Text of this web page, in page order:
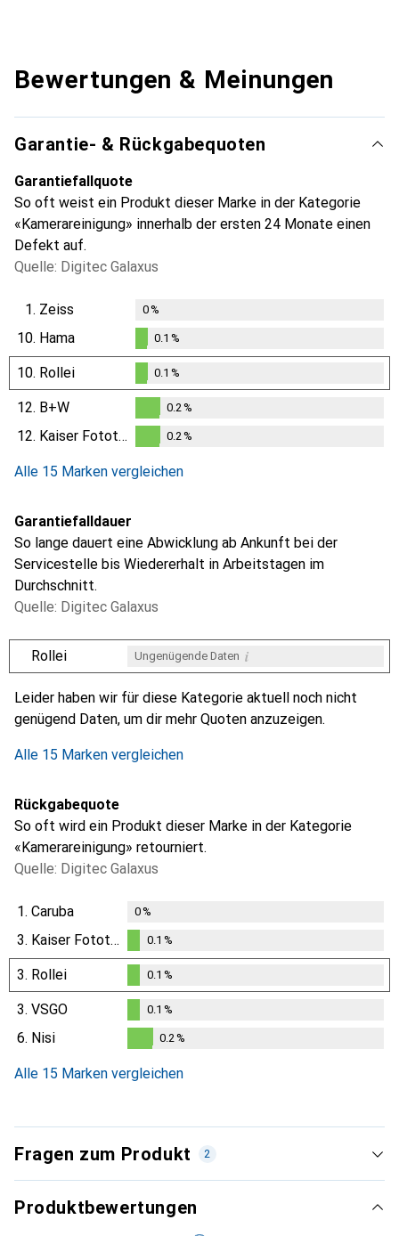
Bewertungen & Meinungen
Garantie- & Rückgabequoten
Garantiefallquote
So oft weist ein Produkt dieser Marke in der Kategorie
«Kamerareinigung» innerhalb der ersten 24 Monate einen
Defekt auf.
Quelle: Digitec Galaxus
1. Zeiss 0%
10. Hama
0.1%
0.1 %
10. Rollei
0.1%
0.1 %
12. B+W
0.2%
0.2 %
12. Kaiser Fototechnik 0.2 %
Alle 15 Marken vergleichen
Garantiefalldauer
So lange dauert eine Abwicklung ab Ankunft bei der
Servicestelle bis Wiedererhalt in Arbeitstagen im
Durchschnitt.
Quelle: Digitec Galaxus
Rollei Ungenügende Daten i
Leider haben wir für diese Kategorie aktuell noch nicht
genügend Daten, um dir mehr Quoten anzuzeigen.
Alle 15 Marken vergleichen
Rückgabequote
So oft wird ein Produkt dieser Marke in der Kategorie
«Kamerareinigung» retourniert.
Quelle: Digitec Galaxus
1. Caruba 0%
3. Kaiser Fototechnik
0.1%
0.1 %
3. Rollei
0.1%
0.1 %
3. VSGO
%
0.1 %
6. Nisi 0.2 %
Alle 15 Marken vergleichen
Fragen zum Produkt 2
Produktbewertungen